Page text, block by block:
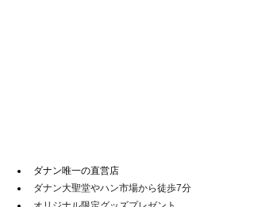
ダナン唯一の直営店
ダナン大聖堂やハン市場から徒歩7分